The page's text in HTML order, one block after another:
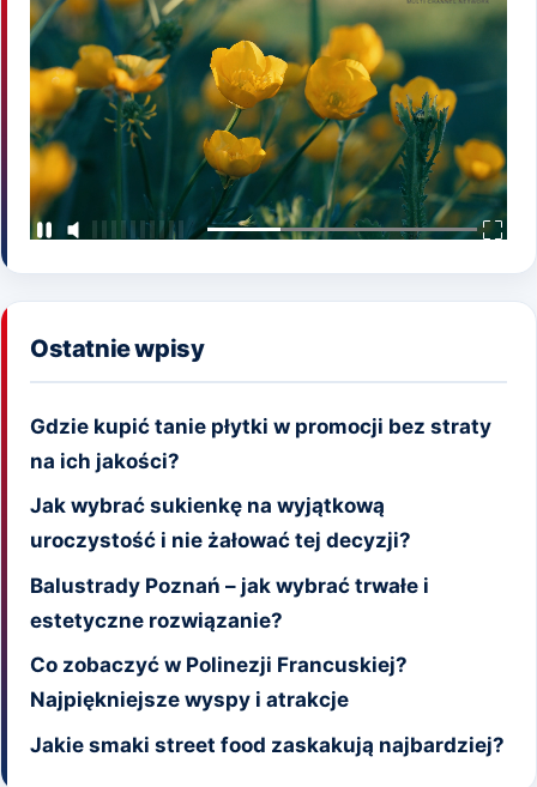
Ostatnie wpisy
Gdzie kupić tanie płytki w promocji bez straty
na ich jakości?
Jak wybrać sukienkę na wyjątkową
uroczystość i nie żałować tej decyzji?
Balustrady Poznań – jak wybrać trwałe i
estetyczne rozwiązanie?
Co zobaczyć w Polinezji Francuskiej?
Najpiękniejsze wyspy i atrakcje
Jakie smaki street food zaskakują najbardziej?